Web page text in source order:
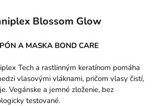
Blossom Glow
A MASKA BOND CARE
Tech a rastlinným keratínom pomáha
vlasovými vláknami, pričom vlasy čistí,
Vegánske a jemné zloženie, bez
testované.